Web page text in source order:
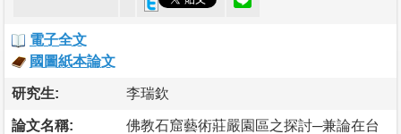
電子全文
國圖紙本論文
研究生: 李瑞欽
論文名稱:
佛教石窟藝術莊嚴園區之探討─兼論在台